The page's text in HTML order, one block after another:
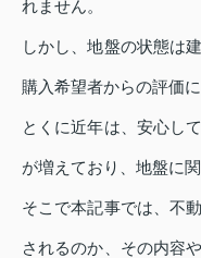
れません。
しかし、地盤の状態は
購入希望者からの評価
とくに近年は、安心し
が増えており、地盤に
そこで本記事では、不
されるのか、その内容